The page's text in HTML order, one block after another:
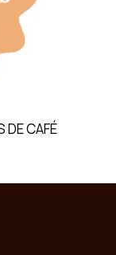
DE CAFÉ